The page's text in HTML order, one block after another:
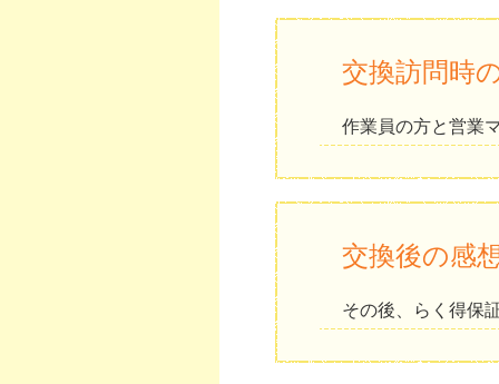
交換訪問時
作業員の方と営業
交換後の感
その後、らく得保